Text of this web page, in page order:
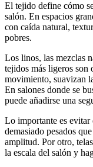
El tejido define cómo
salón. En espacios
con caída natural,
pobres.
Los linos, las mezclas
tejidos más ligeros son
movimiento, suavizan
En salones donde se
puede añadirse una
Lo importante es
demasiado pesados
amplitud. Por otro,
la escala del salón y